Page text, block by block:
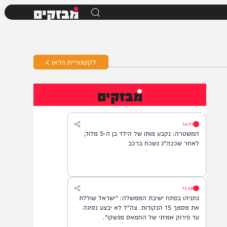
מבזקים
לקטגוריית וידאו >
מבזקים
14:01
13:56
נתניהו בפתח ישיבת הממשלה: "ישראל שוללת
את מסמך 15 הנקודות. צה"ל לא יבצע נסיגה